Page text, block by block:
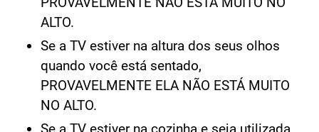
assistir jogos de futebol, A TV
PROVAVELMENTE NÃO ESTÁ MUITO NO
ALTO.
Se a TV estiver na altura dos seus olhos
quando você está sentado,
PROVAVELMENTE ELA NÃO ESTÁ MUITO